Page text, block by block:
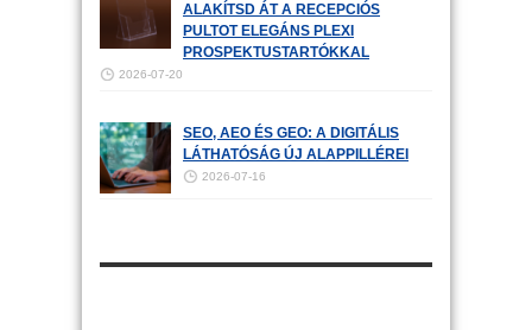
ALAKÍTSD ÁT A RECEPCIÓS
PULTOT ELEGÁNS PLEXI
PROSPEKTUSTARTÓKKAL
2026-07-20
SEO, AEO ÉS GEO: A DIGITÁLIS
LÁTHATÓSÁG ÚJ ALAPPILLÉREI
2026-07-16